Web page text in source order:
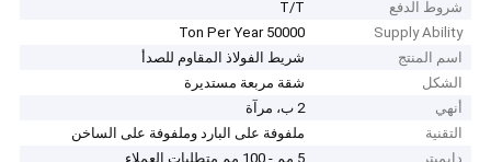
شروط الدفع
T/T
Supply Ability
50000 Ton Per Year
اسم المنتج
شريط الفولاذ المقاوم للصدأ
الشكل
شقة مربعة مستديرة
أنهي
2 ب، مرآة
التقنية
ملفوفة على البارد وملفوفة على الساخن
دايميتر
5 مم - 100 مم متطلبات العملاء